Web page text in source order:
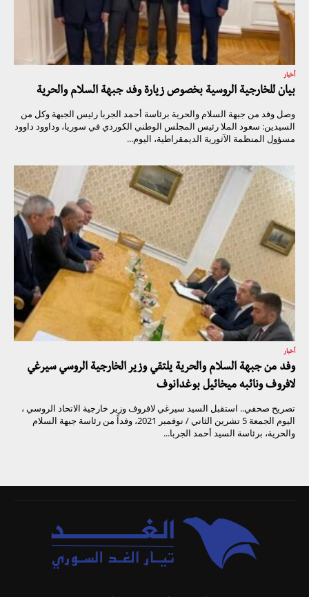
أخبار
بيان للخارجية الروسية بخصوص زيارة وفد جبهة السلام والحرية
وصل وفد من جبهة السلام والحرية برئاسة أحمد الجربا رئيس الجبهة وكل من
السيدين: سعود الملا رئيس المجلس الوطني الكوردي في سوريا، وداوود داوود
مسؤول المنظمة الآثورية الديمقراطية، اليوم...
أخبار
وفد من جبهة السلام والحرية يلتقي وزير الخارجية الروسي سيرغي
لافروف ونائبه ميخائيل بوغدانوف
تصريح صحفي.. استقبل السيد سيرغي لافروف وزير خارجية الاتحاد الروسي ،
اليوم الجمعة 5 تشرين الثاني / نوفمبر 2021، وفداً من رئاسة جبهة السلام
والحرية، برئاسة السيد أحمد الجربا...